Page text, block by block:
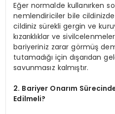
Eğer normalde kullanırken
nemlendiriciler bile
cildiniz sürekli gergin ve
kızarıklıklar ve
bariyeriniz zarar görmüş
tutamadığı için dışarıdan
savunmasız kalmıştır.
2. Bariyer Onarım
Edilmeli?